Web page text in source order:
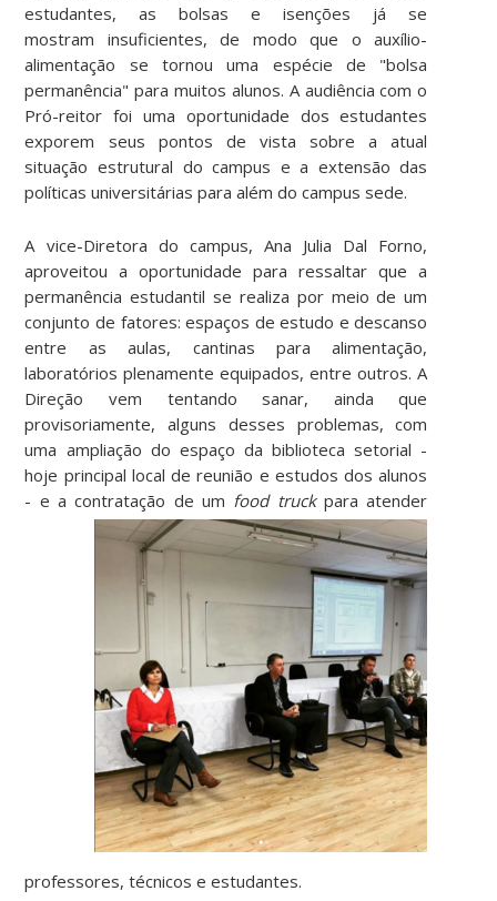
estudantes, as bolsas e isenções já se
mostram insuficientes, de modo que o auxílio-
alimentação se tornou uma espécie de "bolsa
permanência" para muitos alunos. A audiência com o
Pró-reitor foi uma oportunidade dos estudantes
exporem seus pontos de vista sobre a atual
situação estrutural do campus e a extensão das
políticas universitárias para além do campus sede.
A vice-Diretora do campus, Ana Julia Dal Forno,
aproveitou a oportunidade para ressaltar que a
permanência estudantil se realiza por meio de um
conjunto de fatores: espaços de estudo e descanso
entre as aulas, cantinas para alimentação,
laboratórios plenamente equipados, entre outros. A
Direção vem tentando sanar, ainda que
provisoriamente, alguns desses problemas, com
uma ampliação do espaço da biblioteca setorial -
hoje principal local de reunião e estudos dos alunos
- e a contratação de um food truck para atender
professores, técnicos e estudantes.